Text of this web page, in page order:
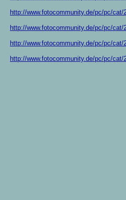
http://www.fotocommunity.de/pc/pc/cat/
http://www.fotocommunity.de/pc/pc/cat/
http://www.fotocommunity.de/pc/pc/cat/
http://www.fotocommunity.de/pc/pc/cat/